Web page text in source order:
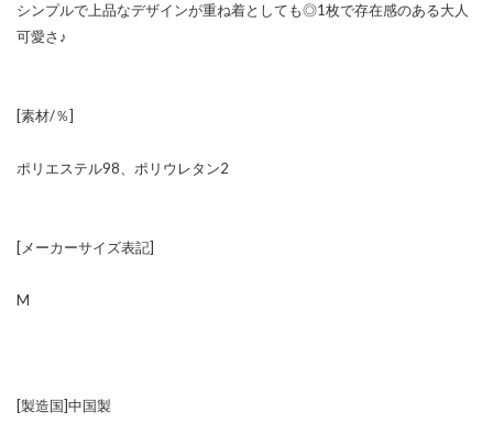
シンプルで上品なデザインが重ね着としても◎1枚で存在感のある大人
可愛さ♪
[素材/％]
ポリエステル98、ポリウレタン2
[メーカーサイズ表記]
M
[製造国]中国製